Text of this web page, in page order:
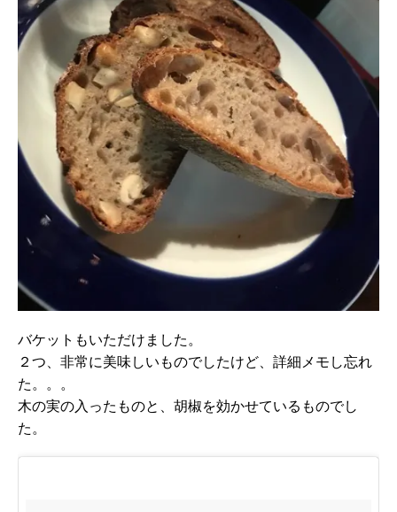
バケットもいただけました。
２つ、非常に美味しいものでしたけど、詳細メモし忘れ
た。。。
木の実の入ったものと、胡椒を効かせているものでし
た。